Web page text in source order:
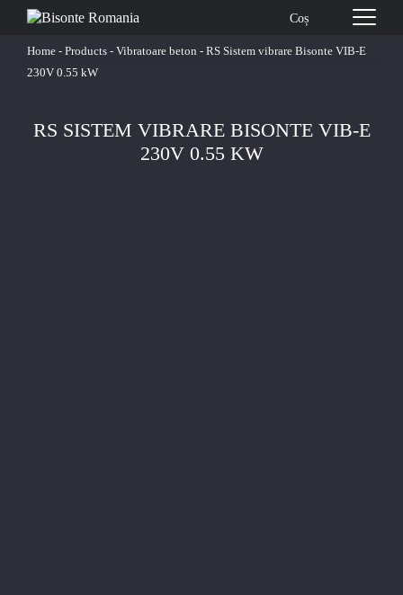
Coș
Home - Products - Vibratoare beton - RS Sistem vibrare Bisonte VIB-E
230V 0.55 kW
RS SISTEM VIBRARE BISONTE VIB-E
230V 0.55 KW